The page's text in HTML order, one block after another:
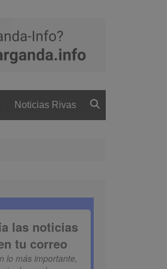
Noticias Rivas